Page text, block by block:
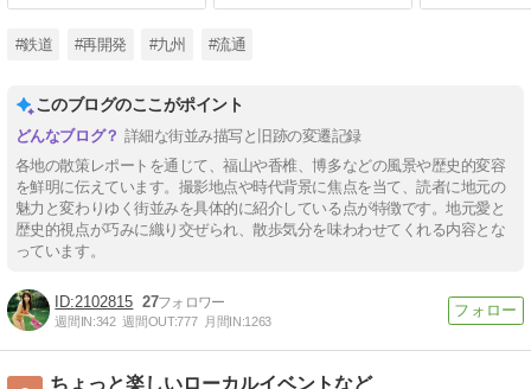
#鉄道 #再開発 #九州 #流通
このブログのここがポイント
詳細な街並み描写と旧跡の変遷記録
各地の散策レポートを通じて、福山や香椎、博多などの風景や歴史的変容
を鮮明に伝えています。撮影地点や時代背景に焦点を当て、読者に地元の
魅力と変わりゆく街並みを具体的に紹介している点が特徴です。地元愛と
歴史的視点が巧みに織り交ぜられ、散歩気分を味わわせてくれる内容とな
っています。
2102815 27
週間IN:342 週間OUT:777 月間IN:1263
ちょっと楽しいローカルイベントなど